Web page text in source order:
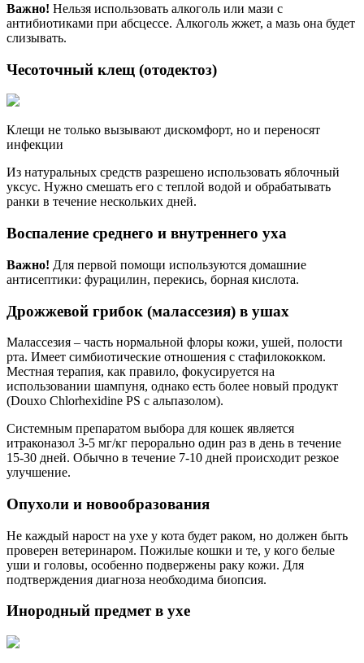
Важно! Нельзя использовать алкоголь или мази с
антибиотиками при абсцессе. Алкоголь жжет, а мазь она будет
слизывать.
Чесоточный клещ (отодектоз)
Клещи не только вызывают дискомфорт, но и переносят
инфекции
Из натуральных средств разрешено использовать яблочный
уксус. Нужно смешать его с теплой водой и обрабатывать
ранки в течение нескольких дней.
Воспаление среднего и внутреннего уха
Важно! Для первой помощи используются домашние
антисептики: фурацилин, перекись, борная кислота.
Дрожжевой грибок (малассезия) в ушах
Малассезия – часть нормальной флоры кожи, ушей, полости
рта. Имеет симбиотические отношения с стафилококком.
Местная терапия, как правило, фокусируется на
использовании шампуня, однако есть более новый продукт
(Douxo Chlorhexidine PS с альпазолом).
Системным препаратом выбора для кошек является
итраконазол 3-5 мг/кг перорально один раз в день в течение
15-30 дней. Обычно в течение 7-10 дней происходит резкое
улучшение.
Опухоли и новообразования
Не каждый нарост на ухе у кота будет раком, но должен быть
проверен ветеринаром. Пожилые кошки и те, у кого белые
уши и головы, особенно подвержены раку кожи. Для
подтверждения диагноза необходима биопсия.
Инородный предмет в ухе